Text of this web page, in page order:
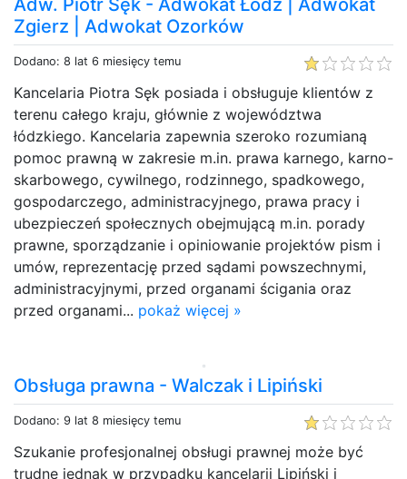
Zgierz | Adwokat Ozorków
Dodano: 8 lat 6 miesięcy temu
Kancelaria Piotra Sęk posiada i obsługuje klientów z
terenu całego kraju, głównie z województwa
łódzkiego. Kancelaria zapewnia szeroko rozumianą
pomoc prawną w zakresie m.in. prawa karnego, karno-
skarbowego, cywilnego, rodzinnego, spadkowego,
gospodarczego, administracyjnego, prawa pracy i
ubezpieczeń społecznych obejmującą m.in. porady
prawne, sporządzanie i opiniowanie projektów pism i
umów, reprezentację przed sądami powszechnymi,
administracyjnymi, przed organami ścigania oraz
przed organami... pokaż więcej »
Obsługa prawna - Walczak i Lipiński
Dodano: 9 lat 8 miesięcy temu
Szukanie profesjonalnej obsługi prawnej może być
trudne jednak w przypadku kancelarii Lipiński i